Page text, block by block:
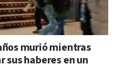
murió mientras
sus haberes en un